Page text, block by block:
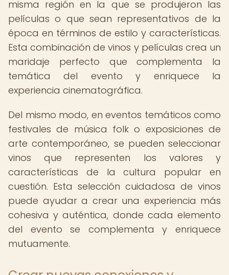
misma región en la que se produjeron las
películas o que sean representativos de la
época en términos de estilo y características.
Esta combinación de vinos y películas crea un
maridaje perfecto que complementa la
temática del evento y enriquece la
experiencia cinematográfica.
Del mismo modo, en eventos temáticos como
festivales de música folk o exposiciones de
arte contemporáneo, se pueden seleccionar
vinos que representen los valores y
características de la cultura popular en
cuestión. Esta selección cuidadosa de vinos
puede ayudar a crear una experiencia más
cohesiva y auténtica, donde cada elemento
del evento se complementa y enriquece
mutuamente.